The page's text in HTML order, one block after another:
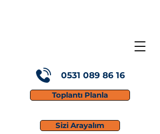
Toplantı Planla
Sizi Arayalım
0531 089 86 16